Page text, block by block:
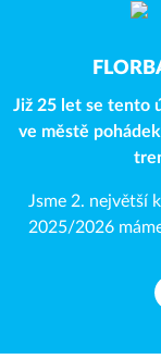
Již 25 let se tento
ve městě
Jsme 2. největší
2025/2026